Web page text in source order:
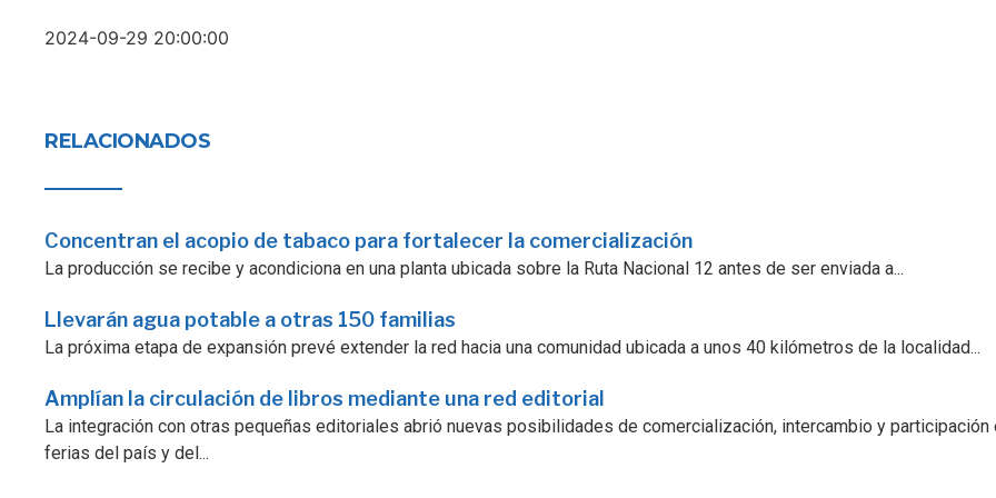
2024-09-29 20:00:00
RELACIONADOS
Concentran el acopio de tabaco para fortalecer la comercialización
La producción se recibe y acondiciona en una planta ubicada sobre la Ruta Nacional 12 antes de ser enviada a...
Llevarán agua potable a otras 150 familias
La próxima etapa de expansión prevé extender la red hacia una comunidad ubicada a unos 40 kilómetros de la localidad...
Amplían la circulación de libros mediante una red editorial
La integración con otras pequeñas editoriales abrió nuevas posibilidades de comercialización, intercambio y participación
ferias del país y del...